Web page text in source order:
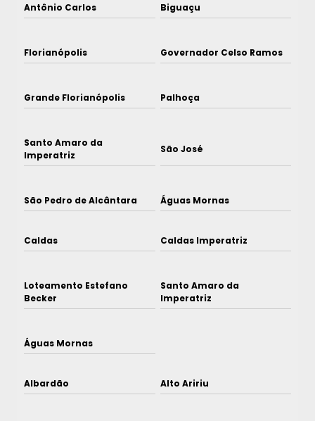
Antônio Carlos Biguaçu
Florianópolis Governador Celso Ramos
Grande Florianópolis Palhoça
Santo Amaro da
Imperatriz
São José
São Pedro de Alcântara Águas Mornas
Caldas Caldas Imperatriz
Loteamento Estefano
Becker
Santo Amaro da
Imperatriz
Águas Mornas
Albardão Alto Aririu